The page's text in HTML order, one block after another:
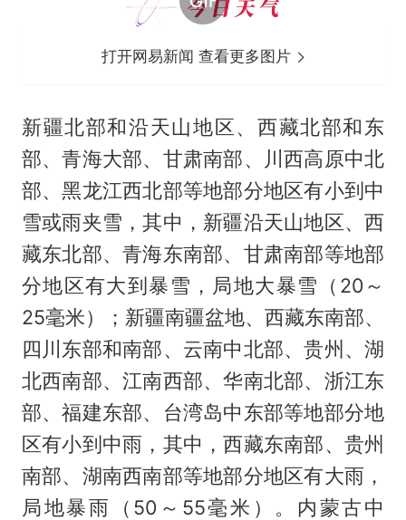
打开网易新闻 查看更多图片
新疆北部和沿天山地区、西藏北部和东
部、青海大部、甘肃南部、川西高原中北
部、黑龙江西北部等地部分地区有小到中
雪或雨夹雪，其中，新疆沿天山地区、西
藏东北部、青海东南部、甘肃南部等地部
分地区有大到暴雪，局地大暴雪（20～
25毫米）；新疆南疆盆地、西藏东南部、
四川东部和南部、云南中北部、贵州、湖
北西南部、江南西部、华南北部、浙江东
部、福建东部、台湾岛中东部等地部分地
区有小到中雨，其中，西藏东南部、贵州
南部、湖南西南部等地部分地区有大雨，
局地暴雨（50～55毫米）。内蒙古中